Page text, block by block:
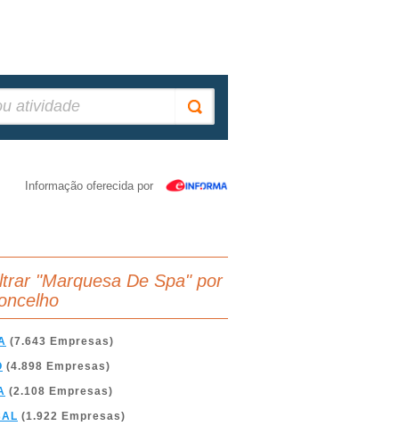
Informação oferecida por
"Marquesa De Spa" por
(7.643 Empresas)
(4.898 Empresas)
(2.108 Empresas)
(1.922 Empresas)